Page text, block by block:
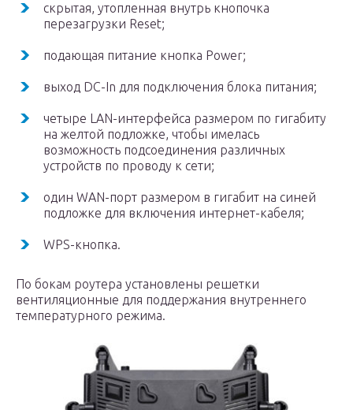
скрытая, утопленная внутрь кнопочка
перезагрузки Reset;
подающая питание кнопка Power;
выход DC-In для подключения блока питания;
четыре LAN-интерфейса размером по гигабиту
на желтой подложке, чтобы имелась
возможность подсоединения различных
устройств по проводу к сети;
один WAN-порт размером в гигабит на синей
подложке для включения интернет-кабеля;
WPS-кнопка.
По бокам роутера установлены решетки
вентиляционные для поддержания внутреннего
температурного режима.